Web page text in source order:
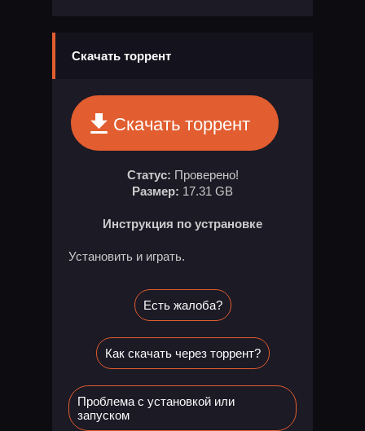
Скачать торрент
Скачать торрент
Статус: Проверено!
Размер: 17.31 GB
Инструкция по устрановке
Установить и играть.
Есть жалоба?
Как скачать через торрент?
Проблема с установкой или
запуском